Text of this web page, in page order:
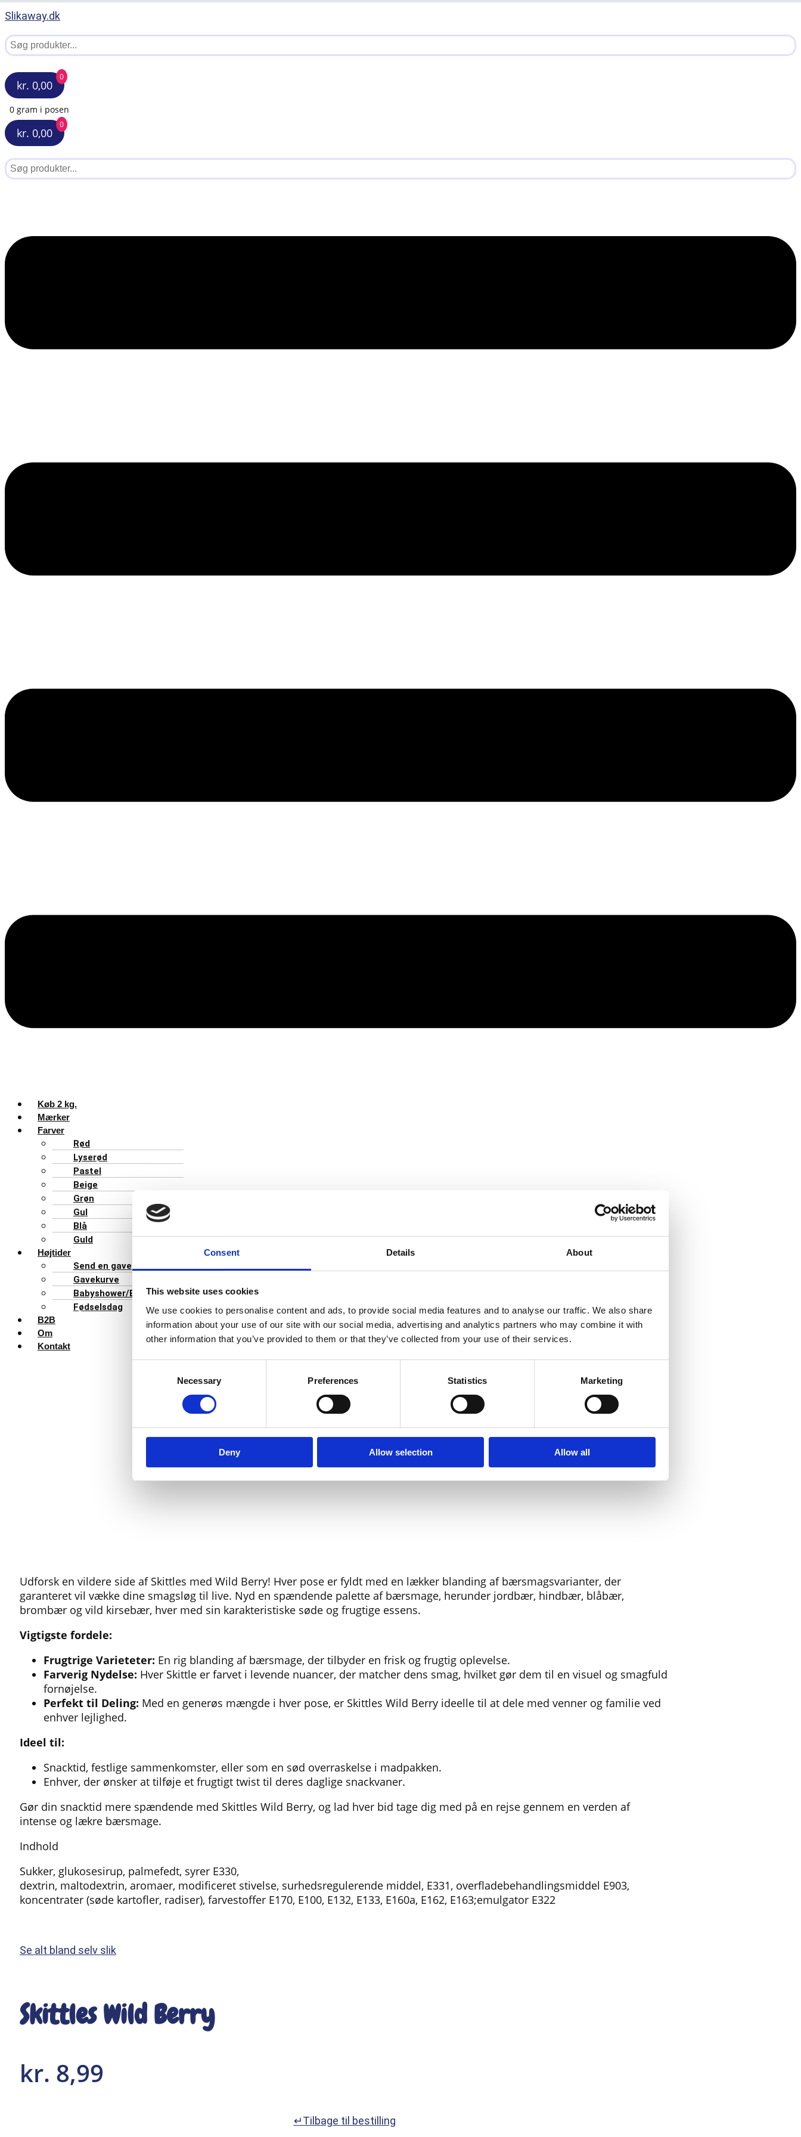
Consent Details About
This website uses cookies
We use cookies to personalise content and ads, to provide social media features and to analyse our traffic. We also share
information about your use of our site with our social media, advertising and analytics partners who may combine it with
other information that you’ve provided to them or that they’ve collected from your use of their services.
Necessary Preferences Statistics Marketing
Deny Allow selection Allow all
Slikaway.dk
kr. 0,00
0
0 gram i posen
kr. 0,00
0
Køb 2 kg.
Mærker
Farver
Rød
Lyserød
Pastel
Beige
Grøn
Gul
Blå
Guld
Højtider
Send en gave
Gavekurve
Babyshower/Barnedåb
Fødselsdag
B2B
Om
Kontakt
Bland selv slik Slikhylden Tilbud
Udforsk en vildere side af Skittles med Wild Berry! Hver pose er fyldt med en lækker blanding af bærsmagsvarianter, der
garanteret vil vække dine smagsløg til live. Nyd en spændende palette af bærsmage, herunder jordbær, hindbær, blåbær,
brombær og vild kirsebær, hver med sin karakteristiske søde og frugtige essens.
Vigtigste fordele:
Frugtrige Varieteter: En rig blanding af bærsmage, der tilbyder en frisk og frugtig oplevelse.
Farverig Nydelse: Hver Skittle er farvet i levende nuancer, der matcher dens smag, hvilket gør dem til en visuel og smagfuld
fornøjelse.
Perfekt til Deling: Med en generøs mængde i hver pose, er Skittles Wild Berry ideelle til at dele med venner og familie ved
enhver lejlighed.
Ideel til:
Snacktid, festlige sammenkomster, eller som en sød overraskelse i madpakken.
Enhver, der ønsker at tilføje et frugtigt twist til deres daglige snackvaner.
Gør din snacktid mere spændende med Skittles Wild Berry, og lad hver bid tage dig med på en rejse gennem en verden af
intense og lækre bærsmage.
Indhold
Sukker, glukosesirup, palmefedt, syrer E330,
dextrin, maltodextrin, aromaer, modificeret stivelse, surhedsregulerende middel, E331, overfladebehandlingsmiddel E903,
koncentrater (søde kartofler, radiser), farvestoffer E170, E100, E132, E133, E160a, E162, E163;emulgator E322
Se alt bland selv slik
Skittles Wild Berry
kr. 8,99
↵Tilbage til bestilling